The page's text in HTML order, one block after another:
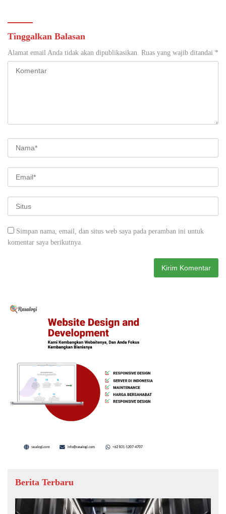
Tinggalkan Balasan
Alamat email Anda tidak akan dipublikasikan. Ruas yang wajib ditandai *
Simpan nama, email, dan situs web saya pada peramban ini untuk
komentar saya berikutnya.
Berita Terbaru